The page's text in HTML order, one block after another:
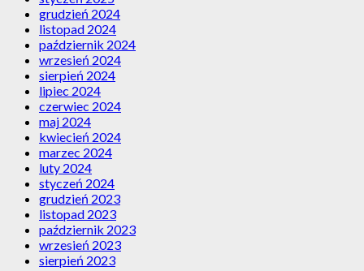
grudzień 2024
listopad 2024
październik 2024
wrzesień 2024
sierpień 2024
lipiec 2024
czerwiec 2024
maj 2024
kwiecień 2024
marzec 2024
luty 2024
styczeń 2024
grudzień 2023
listopad 2023
październik 2023
wrzesień 2023
sierpień 2023